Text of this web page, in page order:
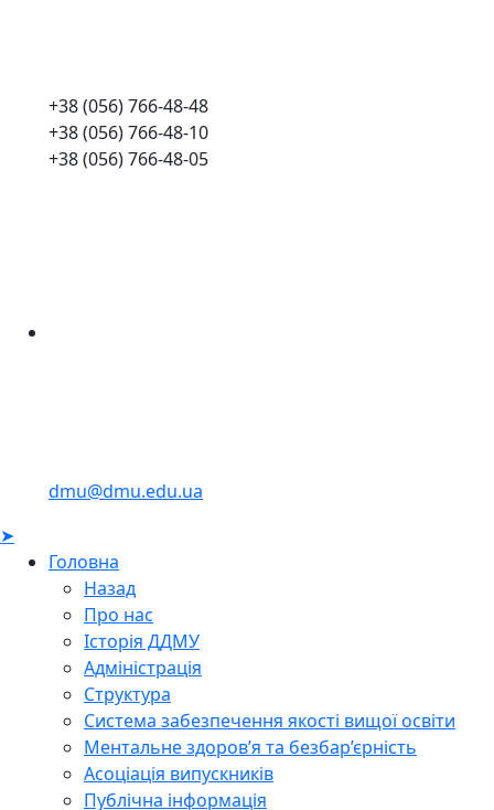
+38 (056) 766-48-48
+38 (056) 766-48-10
+38 (056) 766-48-05
dmu@dmu.edu.ua
➤
Головна
Назад
Про нас
Історія ДДМУ
Адміністрація
Структура
Система забезпечення якості вищої освіти
Ментальне здоров’я та безбар’єрність
Асоціація випускників
Публічна інформація